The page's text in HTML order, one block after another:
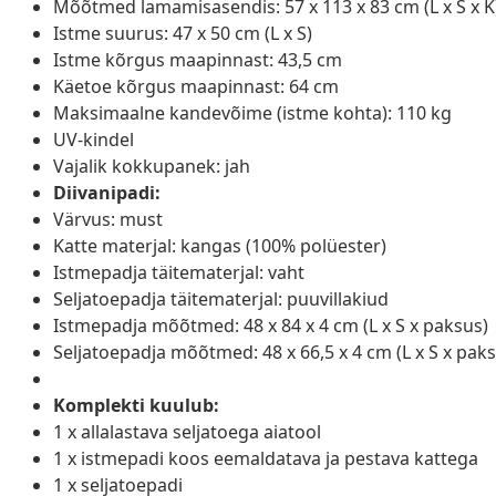
Mõõtmed lamamisasendis: 57 x 113 x 83 cm (L x S x
Istme suurus: 47 x 50 cm (L x S)
Istme kõrgus maapinnast: 43,5 cm
Käetoe kõrgus maapinnast: 64 cm
Maksimaalne kandevõime (istme kohta): 110 kg
UV-kindel
Vajalik kokkupanek: jah
Diivanipadi:
Värvus: must
Katte materjal: kangas (100% polüester)
Istmepadja täitematerjal: vaht
Seljatoepadja täitematerjal: puuvillakiud
Istmepadja mõõtmed: 48 x 84 x 4 cm (L x S x paksus)
Seljatoepadja mõõtmed: 48 x 66,5 x 4 cm (L x S x
Komplekti kuulub:
1 x allalastava seljatoega aiatool
1 x istmepadi koos eemaldatava ja pestava kattega
1 x seljatoepadi